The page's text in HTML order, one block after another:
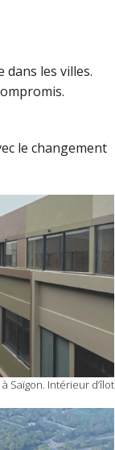
les villes.
le changement
Saïgon. Intérieur d’îlot